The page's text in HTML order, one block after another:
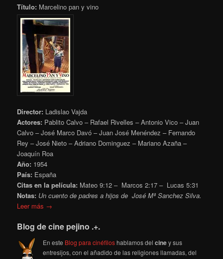
Título: Marcelino pan y vino
Director: Ladislao Vajda
Actores: Pablito Calvo – Rafael Rivelles – Antonio Vico – Juan
Calvo – José Marco Davó – Juan José Menéndez – Fernando
Rey – José Nieto – Adriano Dominguez – Mariano Azaña –
Joaquín Roa
Año: 1954
País: España
Citas en la película: Mateo 9:12 – Marcos 2:17 – Lucas 5:31
Notas: Un cuento de padres a hijos de José Mª Sanchez Silva.
Leer más →
Blog de cine pejino .+.
En este Blog para cinéfiloshablamos delciney sus
entresijos, con el añadido de las religiones llamadas, del